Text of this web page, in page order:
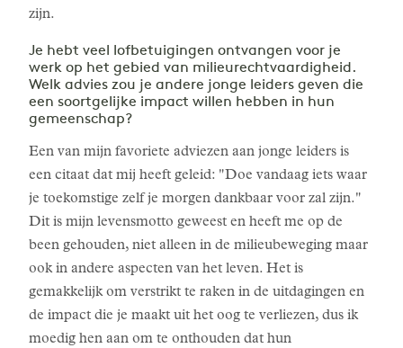
zijn.
Je hebt veel lofbetuigingen ontvangen voor je
werk op het gebied van milieurechtvaardigheid.
Welk advies zou je andere jonge leiders geven die
een soortgelijke impact willen hebben in hun
gemeenschap?
Een van mijn favoriete adviezen aan jonge leiders is
een citaat dat mij heeft geleid: "Doe vandaag iets waar
je toekomstige zelf je morgen dankbaar voor zal zijn."
Dit is mijn levensmotto geweest en heeft me op de
been gehouden, niet alleen in de milieubeweging maar
ook in andere aspecten van het leven. Het is
gemakkelijk om verstrikt te raken in de uitdagingen en
de impact die je maakt uit het oog te verliezen, dus ik
moedig hen aan om te onthouden dat hun